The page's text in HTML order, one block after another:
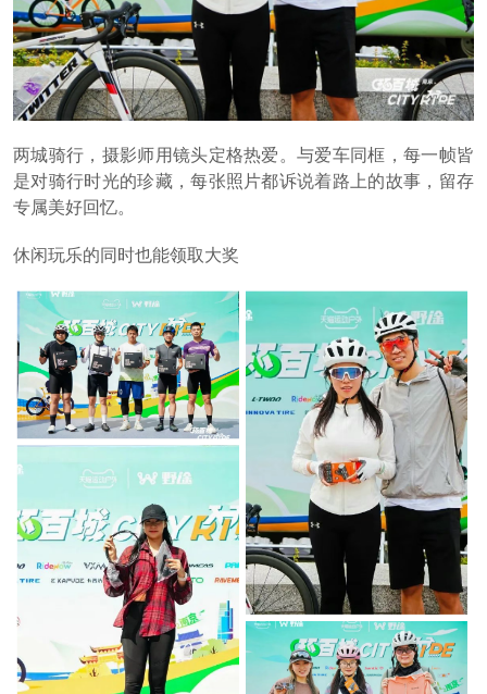
两城骑行，摄影师用镜头定格热爱。与爱车同框，每一帧皆
是对骑行时光的珍藏，每张照片都诉说着路上的故事，留存
专属美好回忆。
休闲玩乐的同时也能领取大奖